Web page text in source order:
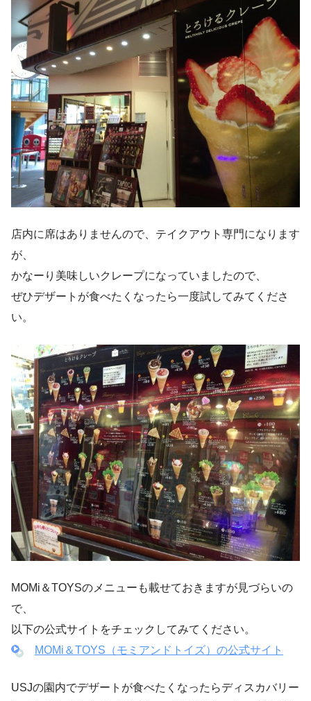
店内に席はありませんので、テイクアウト専門になります
が、
かなーり美味しいクレープになっていましたので、
ぜひデザートが食べたくなったら一度試してみてくださ
い。
MOMi＆TOYSのメニューも載せておきますが見づらいの
で、
以下の公式サイトをチェックしてみてください。
MOMi＆TOYS（モミアンドトイズ）の公式サイト
USJの園内でデザートが食べたくなったらディスカバリー